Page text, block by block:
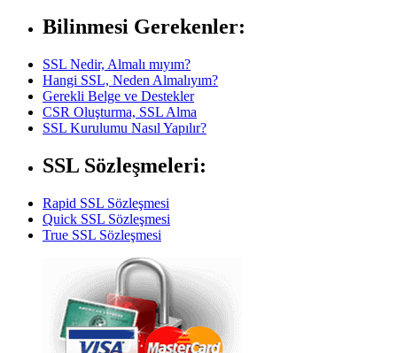
Bilinmesi Gerekenler:
SSL Nedir, Almalı mıyım?
Hangi SSL, Neden Almalıyım?
Gerekli Belge ve Destekler
CSR Oluşturma, SSL Alma
SSL Kurulumu Nasıl Yapılır?
SSL Sözleşmeleri:
Rapid SSL Sözleşmesi
Quick SSL Sözleşmesi
True SSL Sözleşmesi